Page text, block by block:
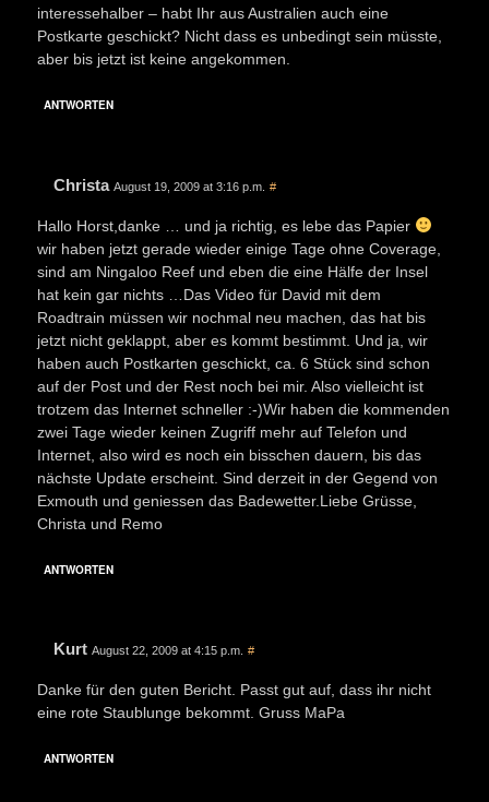
interessehalber – habt Ihr aus Australien auch eine
Postkarte geschickt? Nicht dass es unbedingt sein müsste,
aber bis jetzt ist keine angekommen.
ANTWORTEN
Christa August 19, 2009 at 3:16 p.m. #
Hallo Horst,danke … und ja richtig, es lebe das Papier
wir haben jetzt gerade wieder einige Tage ohne Coverage,
sind am Ningaloo Reef und eben die eine Hälfe der Insel
hat kein gar nichts …Das Video für David mit dem
Roadtrain müssen wir nochmal neu machen, das hat bis
jetzt nicht geklappt, aber es kommt bestimmt. Und ja, wir
haben auch Postkarten geschickt, ca. 6 Stück sind schon
auf der Post und der Rest noch bei mir. Also vielleicht ist
trotzem das Internet schneller :-)Wir haben die kommenden
zwei Tage wieder keinen Zugriff mehr auf Telefon und
Internet, also wird es noch ein bisschen dauern, bis das
nächste Update erscheint. Sind derzeit in der Gegend von
Exmouth und geniessen das Badewetter.Liebe Grüsse,
Christa und Remo
ANTWORTEN
Kurt August 22, 2009 at 4:15 p.m. #
Danke für den guten Bericht. Passt gut auf, dass ihr nicht
eine rote Staublunge bekommt. Gruss MaPa
ANTWORTEN